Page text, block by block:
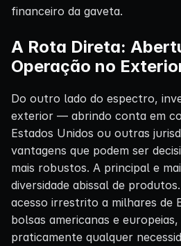
financeiro da gaveta.
A Rota Direta:
Operação no
Do outro lado do espectro,
exterior — abrindo conta em
Estados Unidos ou outras
vantagens que podem ser
mais robustos. A principal e
diversidade abissal de
acesso irrestrito a milhares de
bolsas americanas e
praticamente qualquer